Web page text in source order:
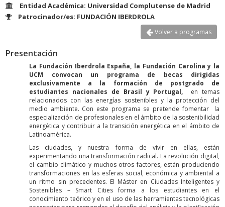
Entidad Académica: Universidad Complutense de Madrid
Patrocinador/es: FUNDACIÓN IBERDROLA
Volver a programas
Presentación
La Fundación Iberdrola España, la Fundación Carolina y la
UCM convocan un programa de becas dirigidas
exclusivamente a la formación de postgrado de
estudiantes nacionales de Brasil y Portugal, en temas
relacionados con las energías sostenibles y la protección del
medio ambiente. Con este programa se pretende fomentar la
especialización de profesionales en el ámbito de la sostenibilidad
energética y contribuir a la transición energética en el ámbito de
Latinoamérica.
Las ciudades, y nuestra forma de vivir en ellas, están
experimentando una transformación radical. La revolución digital,
el cambio climático y muchos otros factores, están produciendo
transformaciones en las esferas social, económica y ambiental a
un ritmo sin precedentes. El Máster en Ciudades Inteligentes y
Sostenibles – Smart Cities forma a los estudiantes en el
conocimiento teórico y en el uso de las herramientas tecnológicas